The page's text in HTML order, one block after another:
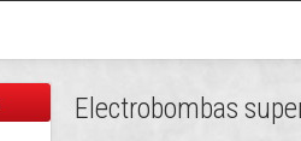
Electrobombas